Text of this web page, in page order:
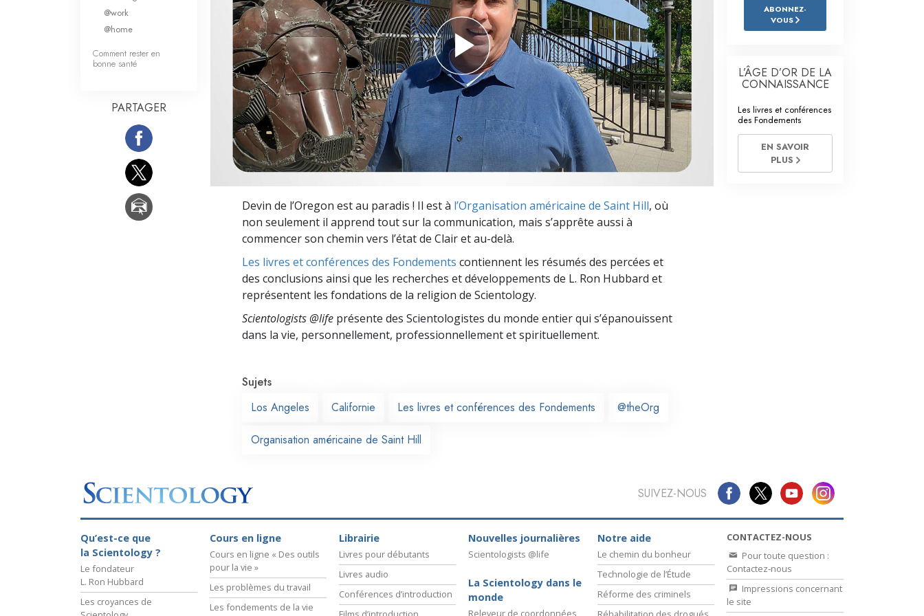
Qu’est-ce que la grandeur ? L’échelle des tons émotionnels
Réponses aux drogues
Les enfants
Des outils pour le monde du travail
L’éthique et les conditions
La raison de l’oppression
Les investigations
Devin de l’Oregon est au paradis ! Il est à l’Organisation américaine de Saint Hill, où
non seulement il apprend tout sur la communication, mais s’apprête aussi à
commencer son chemin vers l’état de Clair et au-delà.
Les livres et conférences des Fondements contiennent les résumés des percées et
des conclusions ainsi que les recherches et développements de L. Ron Hubbard et
représentent les fondations de la religion de Scientology.
Scientologists @life présente des Scientologistes du monde entier qui s’épanouissent
dans la vie, personnellement, professionnellement et spirituellement.
Sujets
Los Angeles
Californie Les livres et conférences des Fondements @theOrg
Organisation américaine de Saint Hill
@work
@home
Comment rester en
bonne santé
PARTAGER
ABONNEZ-
VOUS
L’ÂGE D’OR DE LA
CONNAISSANCE
Les livres et conférences
des Fondements
EN SAVOIR
PLUS
SUIVEZ-NOUS
Qu’est-ce que
la Scientology ?
Le fondateur
L. Ron Hubbard
Les croyances de
Cours en ligne
Cours en ligne « Des outils
pour la vie »
Les problèmes du travail
Les fondements de la vie
Librairie
Livres pour débutants
Livres audio
Conférences d’introduction
Nouvelles journalières
Scientologists @life
La Scientology dans le
monde
Releveur de coordonnées
Notre aide
Le chemin du bonheur
Technologie de l’Étude
Réforme des criminels
CONTACTEZ-NOUS
Pour toute question :
Contactez-nous
Impressions concernant
le site